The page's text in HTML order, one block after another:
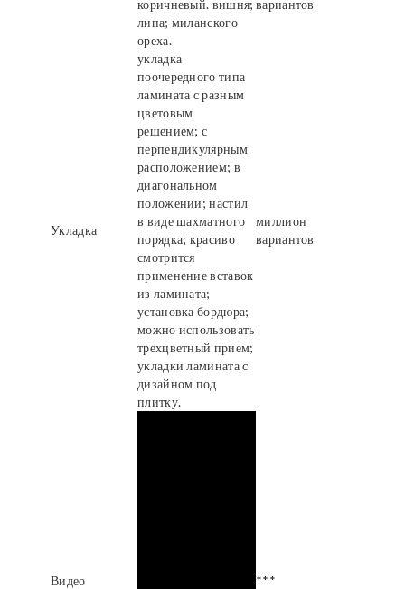
коричневый. вишня;
липа; миланского
ореха.
вариантов
Укладка
укладка
поочередного типа
ламината с разным
цветовым
решением; с
перпендикулярным
расположением; в
диагональном
положении; настил
в виде шахматного
порядка; красиво
смотрится
применение вставок
из ламината;
установка бордюра;
можно использовать
трехцветный прием;
укладки ламината с
дизайном под
плитку.
миллион
вариантов
Видео ***